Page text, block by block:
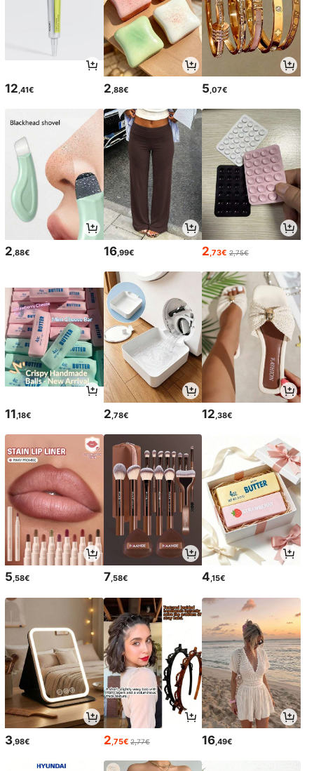
12 ,41€ 2 ,88€ 5 ,07€
2 ,88€ 16,99€ 2 ,73€ 2,75€
11,18€ 2,78€ 12,38€
5,58€ 7,58€ 4,15€
3 ,98€ 2 ,75€ 2,77€ 16 ,49€